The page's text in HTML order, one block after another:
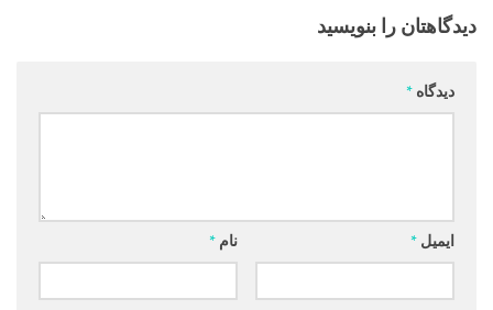
دیدگاهتان را بنویسید
دیدگاه *
نام * ایمیل *